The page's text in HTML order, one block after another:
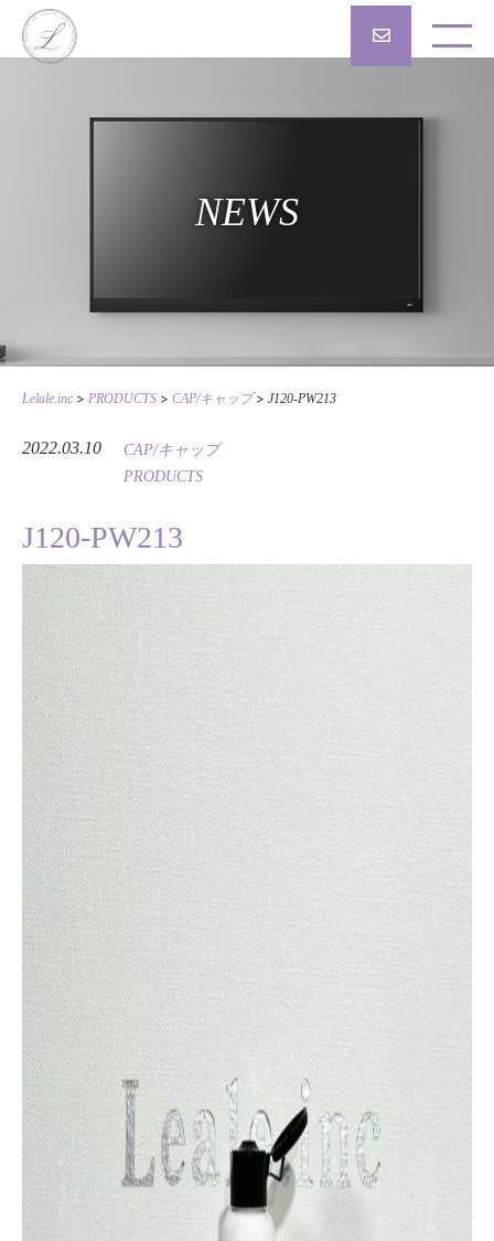
NEWS
Lelale.inc > PRODUCTS > CAP/キャップ> J120-PW213
2022.03.10
CAP/キャップ
PRODUCTS
J120-PW213